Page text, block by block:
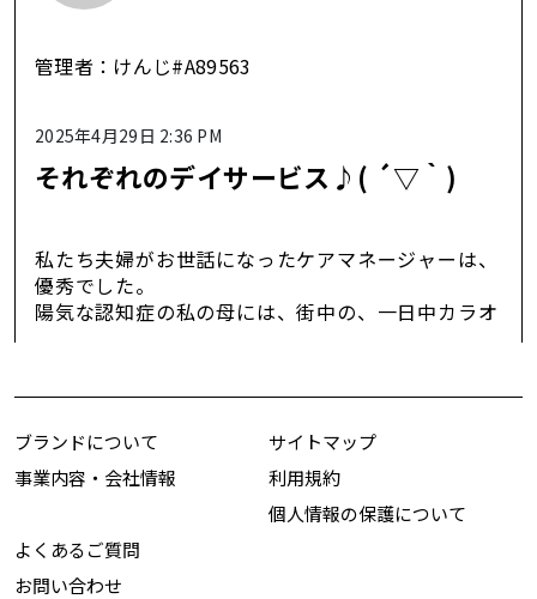
管理者： けんじ#A89563
2025年4月29日 2:36 PM
それぞれのデイサービス♪( ´▽｀)
私たち夫婦がお世話になったケアマネージャーは、
優秀でした。
陽気な認知症の私の母には、街中の、一日中カラオ
口数が少なく車イスのカミさんの母には、郊外で、
(o^^o)
それぞれが自分らしく生活できる環境を推薦してい
ただきました。
ブランドについて
事業内容・会社情報
サイトマップ
利用規約
個人情報の保護について
よくあるご質問
お問い合わせ